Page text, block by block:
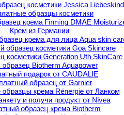
косметики Jessica Liebeskind
образцы косметики
крема Firming DMAE
Крем из Германии
крема для лица Аqua skin
образец косметики Goa Skincare
косметики Generation Uth SkinCare
образец Biotherm Aquapower
подарок от CAUDALIE
образец от Garnier
образцы крема Rénergie от Ланком
и получи продукт от Nivea
образец крема Biotherm